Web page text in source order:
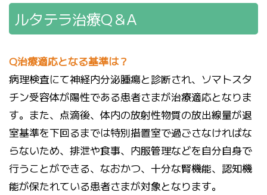
ルタテラ治療Q＆A
Q治療適応となる基準は？
病理検査にて神経内分泌腫瘍と診断され、ソマトスタ
チン受容体が陽性である患者さまが治療適応となりま
す。また、点滴後、体内の放射性物質の放出線量が退
室基準を下回るまでは特別措置室で過ごさなければな
らないため、排泄や食事、内服管理などを自分自身で
行うことができる、なおかつ、十分な腎機能、認知機
能が保たれている患者さまが対象となります。